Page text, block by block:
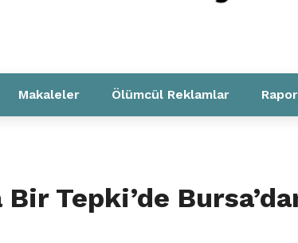
Makaleler Ölümcül Reklamlar
Tepki’de